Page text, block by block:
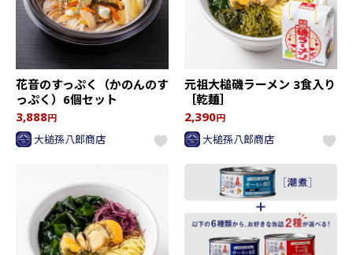
花音のすっぷく（かのんのす
っぷく）6個セット
3,888円
大槌孫八郎商店
元祖大槌磯ラーメン 3食入り
［乾麺］
2,390円
大槌孫八郎商店